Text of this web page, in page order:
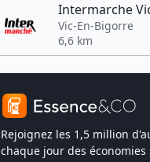
Intermarche
Vic-En-Bigorre
6,6 km
Rejoignez les 1,5 million
chaque jour des